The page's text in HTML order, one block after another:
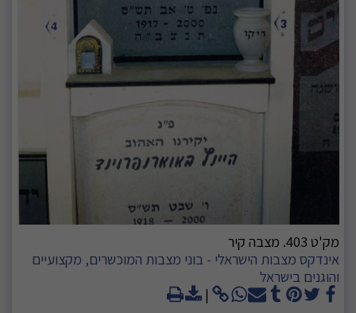
מק'ט 403. מצבה קיר
אינדקס מצבות הישראלי - בוני מצבות המוכשרים, מקצועיים
והוגנים בישראל